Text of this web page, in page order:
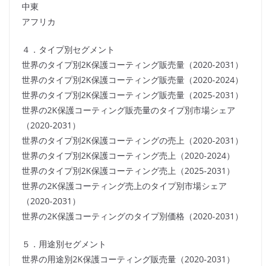
中東
アフリカ
４．タイプ別セグメント
世界のタイプ別2K保護コーティング販売量（2020-2031）
世界のタイプ別2K保護コーティング販売量（2020-2024）
世界のタイプ別2K保護コーティング販売量（2025-2031）
世界の2K保護コーティング販売量のタイプ別市場シェア
（2020-2031）
世界のタイプ別2K保護コーティングの売上（2020-2031）
世界のタイプ別2K保護コーティング売上（2020-2024）
世界のタイプ別2K保護コーティング売上（2025-2031）
世界の2K保護コーティング売上のタイプ別市場シェア
（2020-2031）
世界の2K保護コーティングのタイプ別価格（2020-2031）
５．用途別セグメント
世界の用途別2K保護コーティング販売量（2020-2031）